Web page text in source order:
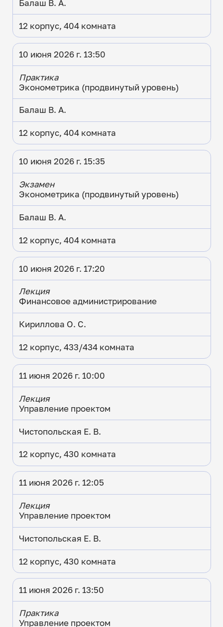
Балаш В. А.
12 корпус, 404 комната
10 июня 2026 г. 13:50
Практика
Эконометрика (продвинутый уровень)
Балаш В. А.
12 корпус, 404 комната
10 июня 2026 г. 15:35
Экзамен
Эконометрика (продвинутый уровень)
Балаш В. А.
12 корпус, 404 комната
10 июня 2026 г. 17:20
Лекция
Финансовое администрирование
Кириллова О. С.
12 корпус, 433/434 комната
11 июня 2026 г. 10:00
Лекция
Управление проектом
Чистопольская Е. В.
12 корпус, 430 комната
11 июня 2026 г. 12:05
Лекция
Управление проектом
Чистопольская Е. В.
12 корпус, 430 комната
11 июня 2026 г. 13:50
Практика
Управление проектом